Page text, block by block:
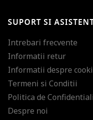
SUPORT SI
Intrebari frecvente
Informatii retur
Informatii despre
Termeni si Conditii
Politica de
Despre noi